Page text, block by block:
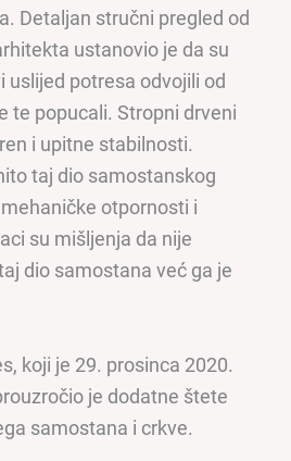
Detaljan stručni pregled od
ustanovio je da su
uslijed potresa odvojili od
te popucali. Stropni drveni
i upitne stabilnosti.
taj dio samostanskog
otpornosti i
su mišljenja da nije
dio samostana već ga je
koji je 29. prosinca 2020.
je dodatne štete
samostana i crkve.